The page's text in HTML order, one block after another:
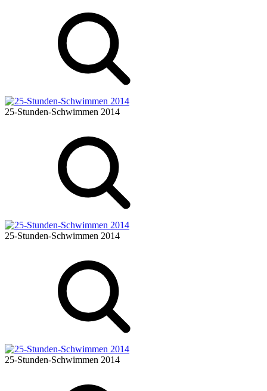
25-Stunden-Schwimmen 2014
25-Stunden-Schwimmen 2014
25-Stunden-Schwimmen 2014